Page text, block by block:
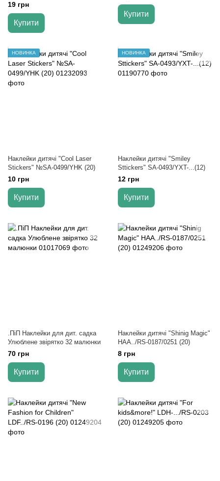
19 грн
Купити
Купити
НОВИНКА
Наклейки дитячі "Cool Laser
Stickers" №SA-0499/YHK (20)
10 грн
Купити
НОВИНКА
Наклейки дитячі "Smiley
Sttickers" SA-0493/YXT-...(12)
12 грн
Купити
.ПіП Наклейки для дит. садка
Улюблене звірятко 32 малюнки
70 грн
Купити
Наклейки дитячі "Shinig Magic"
HAA../RS-0187/0251 (20)
8 грн
Купити